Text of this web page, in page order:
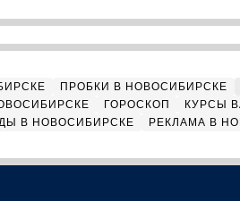
ПРОБКИ В НОВОСИБИРСКЕ
ГОРОСКОП
КУРСЫ
В НОВОСИБИРСКЕ РЕКЛАМА В